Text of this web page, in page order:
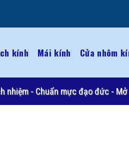
kính Mái kính Cửa nhôm
nhiệm - Chuẩn mực đạo đức -